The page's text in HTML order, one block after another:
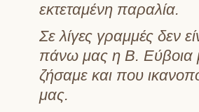
εκτεταμένη παραλία.
Σε λίγες γραμμές δεν
πάνω μας η Β. Εύβοια
ζήσαμε και που
μας.